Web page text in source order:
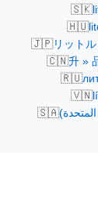
🇸🇰
🇭🇺
🇯🇵リットル
🇨🇳升 »
🇷🇺
🇻🇳
🇸🇦المتحدة)